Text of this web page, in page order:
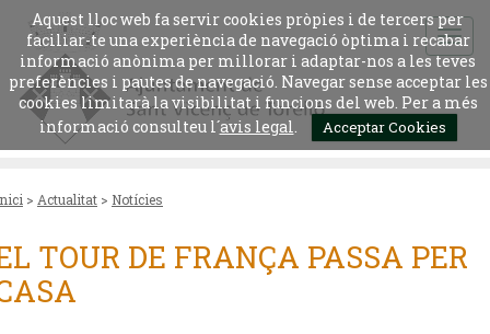
Aquest lloc web fa servir cookies pròpies i de tercers per
faciliar-te una experiència de navegació òptima i recabar
informació anònima per millorar i adaptar-nos a les teves
preferències i pautes de navegació. Navegar sense acceptar les
cookies limitarà la visibilitat i funcions del web. Per a més
informació consulteu l´avis legal. Acceptar Cookies
> Actualitat > Notícies
TOUR DE FRANÇA PASSA PER